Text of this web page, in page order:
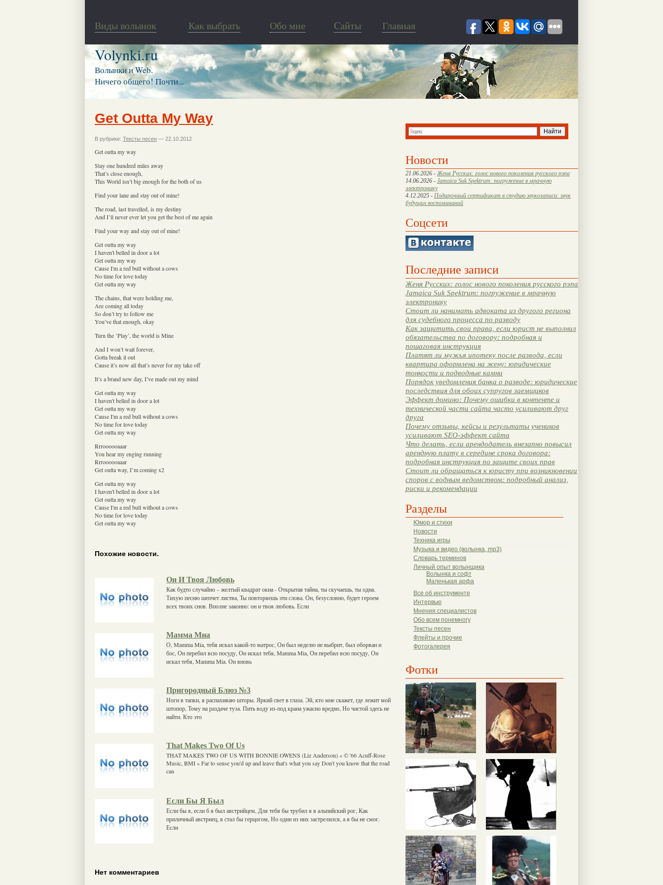
Виды волынок Как выбрать Обо мне Cайты Главная
Volynki.ru
Волынки и Web.
Ничего общего! Почти...
Новости
21.06.2026 - Женя Русских: голос нового поколения русского рэпа
14.06.2026 - Jamaica Suk Spektrum: погружение в мрачную
электронику
4.12.2025 - Подарочный сертификат в студию звукозаписи: звук
будущих воспоминаний
Соцсети
Последние записи
Женя Русских: голос нового поколения русского рэпа
Jamaica Suk Spektrum: погружение в мрачную
электронику
Стоит ли нанимать адвоката из другого региона
для судебного процесса по разводу
Как защитить свои права, если юрист не выполнил
обязательства по договору: подробная и
пошаговая инструкция
Платят ли мужья ипотеку после развода, если
квартира оформлена на жену: юридические
тонкости и подводные камни
Порядок уведомления банка о разводе: юридические
последствия для обоих супругов заемщиков
Эффект домино: Почему ошибки в контенте и
технической части сайта часто усиливают друг
друга
Почему отзывы, кейсы и результаты учеников
усиливают SEO-эффект сайта
Что делать, если арендодатель внезапно повысил
арендную плату в середине срока договора:
подробная инструкция по защите своих прав
Стоит ли обращаться к юристу при возникновении
споров с водным ведомством: подробный анализ,
риски и рекомендации
Разделы
Юмор и стихи
Новости
Техника игры
Музыка и видео (волынка, mp3)
Словарь терминов
Личный опыт волынщика
Волынка и софт
Маленькая арфа
Все об инструменте
Интервью
Мнения специалистов
Обо всем понемногу
Тексты песен
Флейты и прочие
Фотогалерея
Фотки
Get Outta My Way
В рубрике: Тексты песен — 22.10.2012
Get outta my way
Stay one hundred miles away
That’s close enough,
This World isn’t big enough for the both of us
Find your lane and stay out of mine!
The road, last travelled, is my destiny
And I’ll never ever let you get the best of me again
Find your way and stay out of mine!
Get outta my way
I haven't belled in door a lot
Get outta my way
Cause I'm a red bull without a cows
No time for love today
Get outta my way
The chains, that were holding me,
Are coming all today
So don’t try to follow me
You’ve that enough, okay
Turn the ’Play’, the world is Mine
And I won’t wait forever,
Gotta break it out
Cause it’s now all that’s never for my take off
It’s a brand new day, I’ve made out my mind
Get outta my way
I haven't belled in door a lot
Get outta my way
Cause I'm a red bull without a cows
No time for love today
Get outta my way
Rrroooooaaar
You hear my enging running
Rrroooooaaar
Get outta way, I’m coming x2
Get outta my way
I haven't belled in door a lot
Get outta my way
Cause I'm a red bull without a cows
No time for love today
Get outta my way
Похожие новости.
Он И Твоя Любовь
Как будто случайно – желтый квадрат окна - Открытая тайна, ты скучаешь, ты одна.
Тихую песню шепчет листва, Ты повторяешь эти слова. Он, безусловно, будет героем
всех твоих снов. Вполне законно: он и твоя любовь. Если
Мамма Миа
О, Mamma Mia, тебя искал какой-то матрос, Он был неделю не выбрит, был оборван и
бос, Он перебил всю посуду, Он искал тебя, Mamma Mia, Он перебил всю посуду, Он
искал тебя, Mamma Mia. Он вновь
Пригородный Блюз №3
Ноги в тапки, я распахиваю шторы. Яркий свет в глаза. Эй, кто мне скажет, где лежит мой
штопор, Тому на раздаче туза. Пить воду из-под крана ужасно вредно, Но чистой здесь не
найти. Кто это
That Makes Two Of Us
THAT MAKES TWO OF US WITH BONNIE OWENS (Liz Anderson) « © '66 Acuff-Rose
Music, BMI » Far to sense you'd up and leave that's what you say Don't you know that the road
can
Если Бы Я Был
Если бы я, если б я был австрийцем, Для тебя бы трубил я в альпийский рог, Как
приличный австриец, я стал бы герцогом, Но один из них застрелился, а я бы не смог.
Если
Нет комментариев